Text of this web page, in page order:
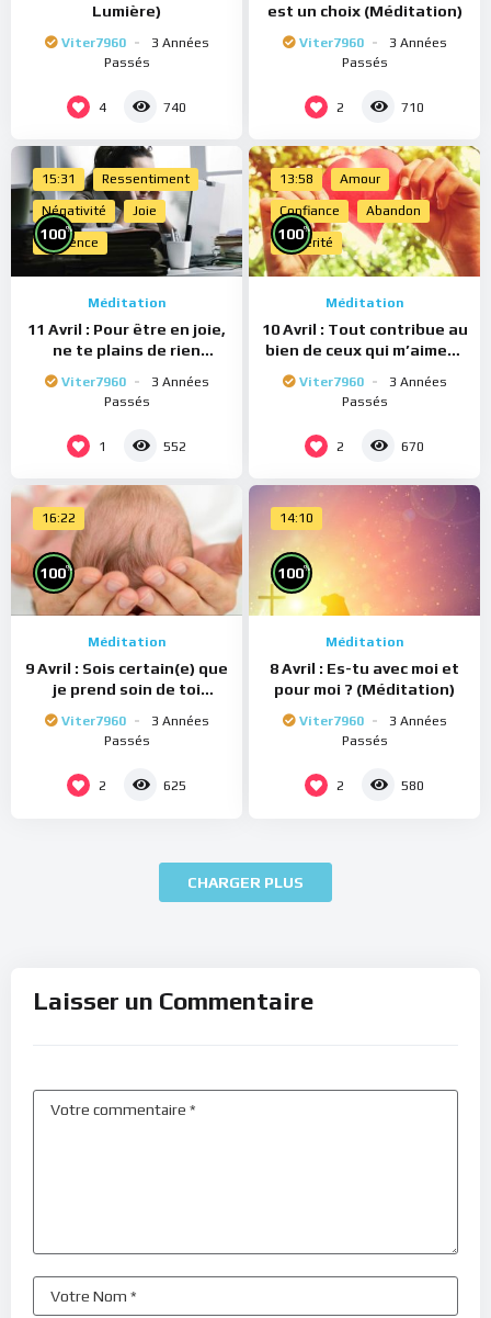
Lumière)
Viter7960
3 Années
Passés
4 740
est un choix (Méditation)
Viter7960
3 Années
Passés
2 710
15:31 Ressentiment
Négativité Joie
Présence
100%
Méditation
11 Avril : Pour être en joie,
ne te plains de rien
Viter7960
3 Années
Passés
1 552
13:58 Amour
Confiance Abandon
Sincérité
100%
Méditation
10 Avril : Tout contribue au
bien de ceux qui m’aiment
Viter7960
3 Années
Passés
2 670
16:22
100%
Méditation
9 Avril : Sois certain(e) que
je prend soin de toi
Viter7960
3 Années
Passés
2 625
14:10
100%
Méditation
8 Avril : Es-tu avec moi et
pour moi ? (Méditation)
Viter7960
3 Années
Passés
2 580
CHARGER PLUS
Laisser un Commentaire